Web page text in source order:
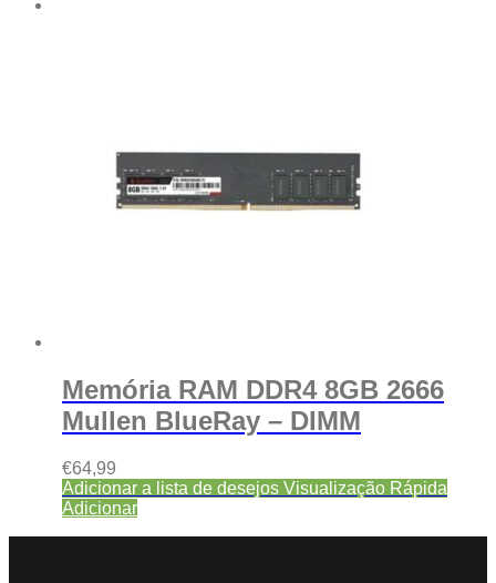
Memória RAM DDR4 8GB 2666
Mullen BlueRay – DIMM
€64,99
Adicionar a lista de desejos Visualização Rápida
Adicionar